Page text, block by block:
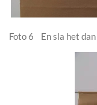
Foto 6 En sla het